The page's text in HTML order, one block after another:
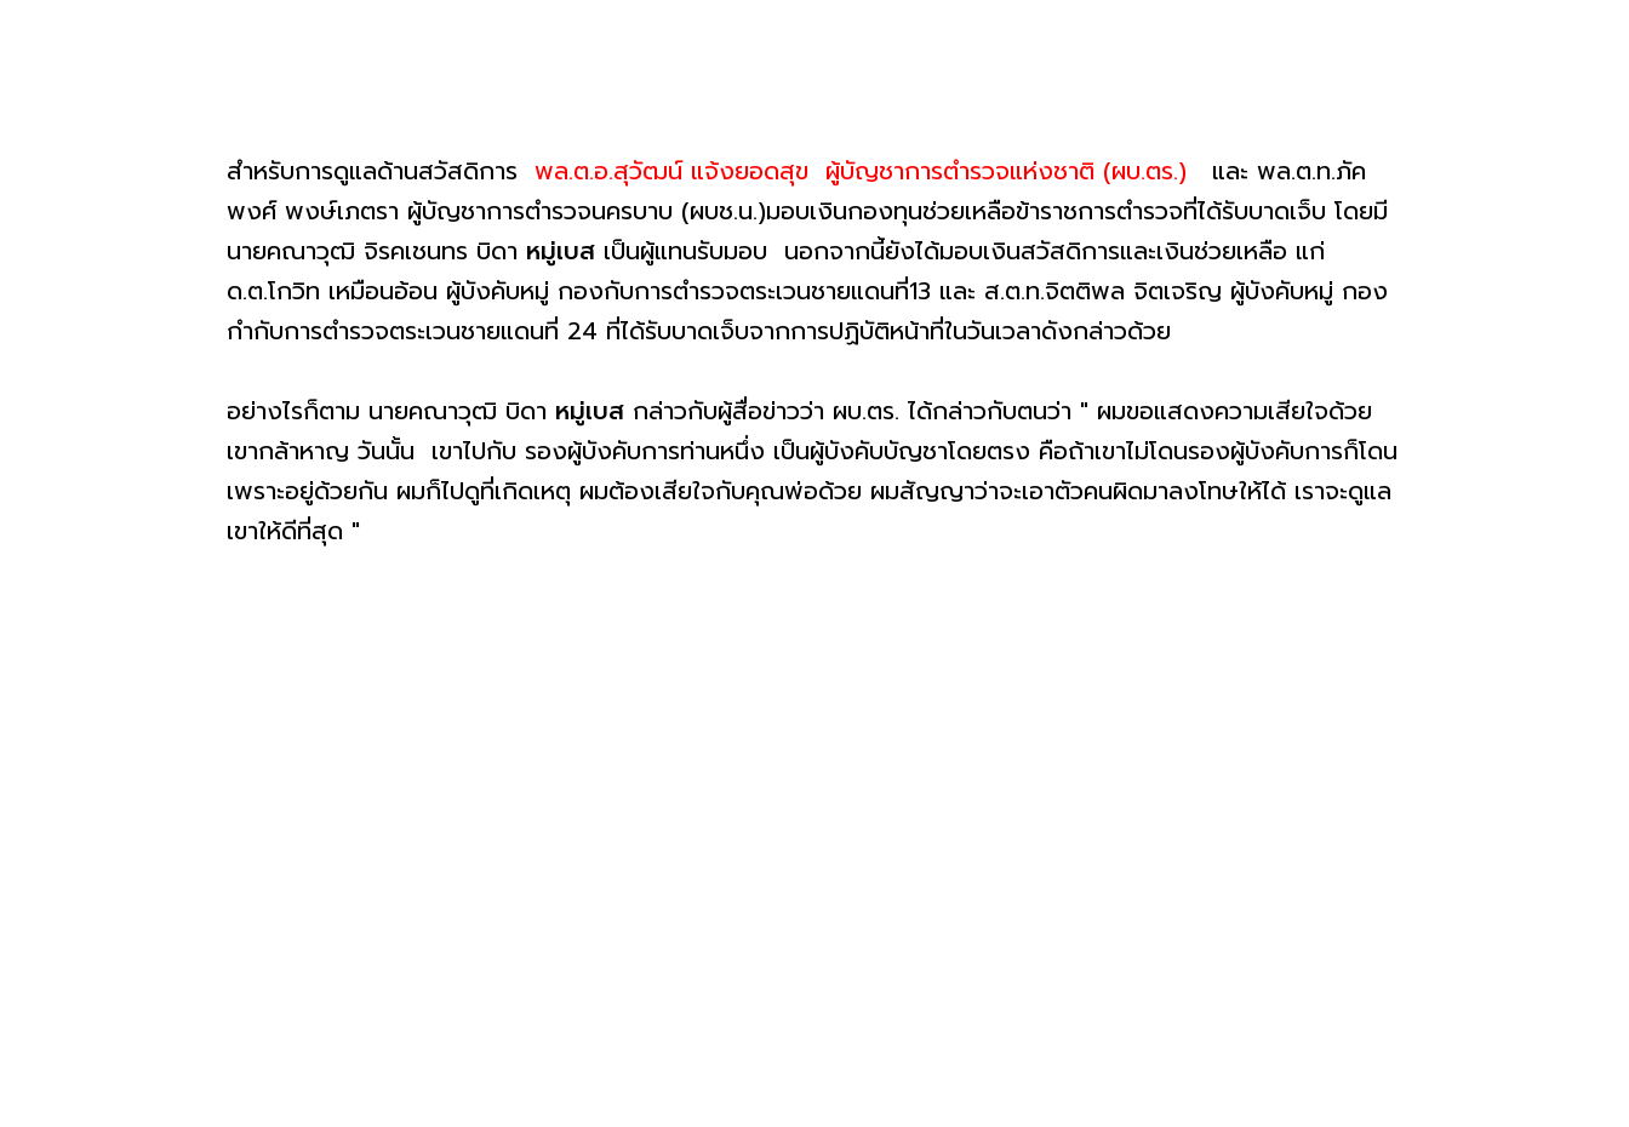
สำหรับการดูแลด้านสวัสดิการ พล.ต.อ.สุวัฒน์ แจ้งยอดสุข ผู้บัญชาการตำรวจแห่งชาติ (ผบ.ตร.)
และ พล.ต.ท.ภัค
พงศ์ พงษ์เภตรา ผู้บัญชาการตำรวจนครบาบ (ผบช.น.)มอบเงินกองทุนช่วยเหลือข้าราชการตำรวจที่ได้รับบาดเจ็บ โดยมี
นายคณาวุฒิ จิรคเชนทร บิดา หมู่เบส เป็นผู้แทนรับมอบ นอกจากนี้ยังได้มอบเงินสวัสดิการและเงินช่วยเหลือ แก่
ด.ต.โกวิท เหมือนอ้อน ผู้บังคับหมู่ กองกับการตำรวจตระเวนชายแดนที่13 และ ส.ต.ท.จิตติพล จิตเจริญ ผู้บังคับหมู่ กอง
กำกับการตำรวจตระเวนชายแดนที่ 24 ที่ได้รับบาดเจ็บจากการปฏิบัติหน้าที่ในวันเวลาดังกล่าวด้วย
อย่างไรก็ตาม นายคณาวุฒิ บิดา หมู่เบส กล่าวกับผู้สื่อข่าวว่า ผบ.ตร. ได้กล่าวกับตนว่า " ผมขอแสดงความเสียใจด้วย
เขากล้าหาญ วันนั้น เขาไปกับ รองผู้บังคับการท่านหนึ่ง เป็นผู้บังคับบัญชาโดยตรง คือถ้าเขาไม่โดนรองผู้บังคับการก็โดน
เพราะอยู่ด้วยกัน ผมก็ไปดูที่เกิดเหตุ ผมต้องเสียใจกับคุณพ่อด้วย ผมสัญญาว่าจะเอาตัวคนผิดมาลงโทษให้ได้ เราจะดูแล
เขาให้ดีที่สุด "